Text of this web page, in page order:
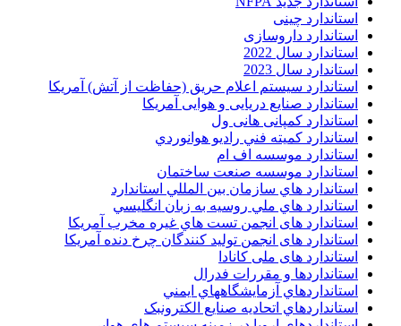
استاندارد چینی
استاندارد داروسازی
استاندارد سال 2022
استاندارد سال 2023
استاندارد سیستم اعلام حریق (حفاظت از آتش) آمریکا
استاندارد صنایع دریایی و هوایی آمریکا
استاندارد کمپانی هانی ول
استاندارد کميته فني راديو هوانوردي
استاندارد موسسه اف ام
استاندارد موسسه صنعت ساختمان
استاندارد هاي سازمان بين المللي استاندارد
استاندارد هاي ملي روسيه به زبان انگليسي
استاندارد های انجمن تست هاي غيره مخرب آمريکا
استاندارد های انجمن توليد کنندگان چرخ دنده آمريکا
استاندارد های ملی کانادا
استانداردها و مقررات فدرال
استانداردهاي آزمايشگاههاي ايمني
استانداردهاي اتحاديه صنايع الکترونبک